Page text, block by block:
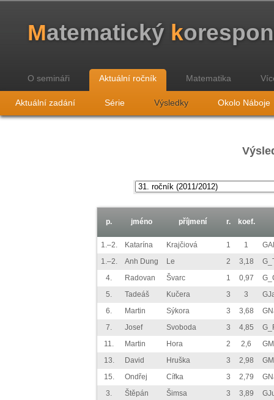
Matematický k
O semináři Aktuální ročník Matematika
Aktuální zadání Série Výsledky Okolo Náboje
p. jméno příjmení r. koef.
1.–2. Katarína Krajčiová 1 1
1.–2.
Anh Dung Le 2 3,18
4.
Radovan Švarc 1 0,97
5.
Tadeáš Kučera 3 3
6.
Martin Sýkora 3 3,68
7.
Josef Svoboda 3 4,85
11.
Martin Hora 2 2,6
13.
David Hruška 3 2,98
15.
Ondřej Cífka 3 2,79
3.
Štěpán Šimsa 3 3,89